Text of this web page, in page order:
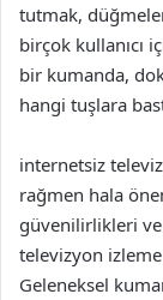
tutmak,
birçok kullanıcı
bir kumanda,
hangi tuşlara
internetsiz
rağmen hala
güvenilirlikleri ve
televizyon
Geleneksel